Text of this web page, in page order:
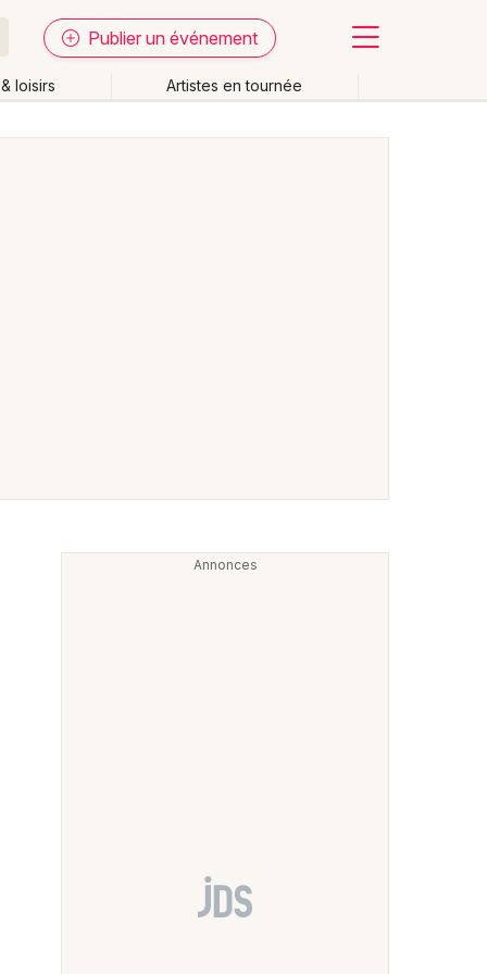
Publier un événement
loisirs Artistes en tournée